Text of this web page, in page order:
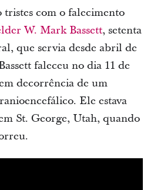
tristes com o falecimento
W. Mark Bassett, setenta
que servia desde abril de
faleceu no dia 11 de
decorrência de um
Ele estava
St. George, Utah, quando